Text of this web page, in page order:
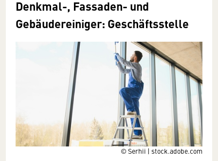
© Serhii | stock.adobe.com
Denkmal-, Fassaden- und
Gebäudereiniger: Geschäftsstelle